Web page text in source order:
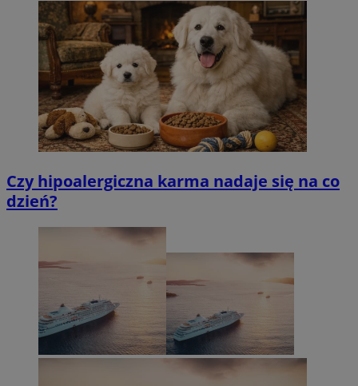
Czy hipoalergiczna karma nadaje się na co
dzień?